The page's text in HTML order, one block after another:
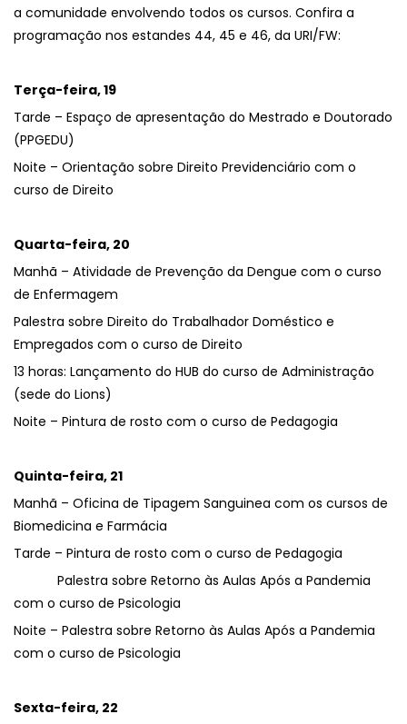
a comunidade envolvendo todos os cursos. Confira a
programação nos estandes 44, 45 e 46, da URI/FW:
Terça-feira, 19
Tarde – Espaço de apresentação do Mestrado e Doutorado
(PPGEDU)
Noite – Orientação sobre Direito Previdenciário com o
curso de Direito
Quarta-feira, 20
Manhã – Atividade de Prevenção da Dengue com o curso
de Enfermagem
Palestra sobre Direito do Trabalhador Doméstico e
Empregados com o curso de Direito
13 horas: Lançamento do HUB do curso de Administração
(sede do Lions)
Noite – Pintura de rosto com o curso de Pedagogia
Quinta-feira, 21
Manhã – Oficina de Tipagem Sanguinea com os cursos de
Biomedicina e Farmácia
Tarde – Pintura de rosto com o curso de Pedagogia
Palestra sobre Retorno às Aulas Após a Pandemia
com o curso de Psicologia
Noite – Palestra sobre Retorno às Aulas Após a Pandemia
com o curso de Psicologia
Sexta-feira, 22